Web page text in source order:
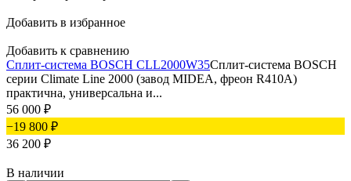
Добавить в избранное
Добавить к сравнению
Сплит-система BOSCH CLL2000W35Сплит-система BOSCH
серии Climate Line 2000 (завод MIDEA, фреон R410A)
практична, универсальна и...
56 000 ₽
−19 800 ₽
36 200 ₽
В наличии